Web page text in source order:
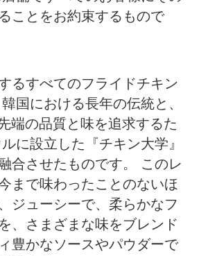
ことをお約束するもので
るすべてのフライドチキン
国における長年の伝統と、
端の品質と味を追求するた
に設立した『チキン大学』
合させたものです。 このレ
まで味わったことのないほ
ジューシーで、柔らかなフ
、さまざまな味をブレンド
豊かなソースやパウダーで